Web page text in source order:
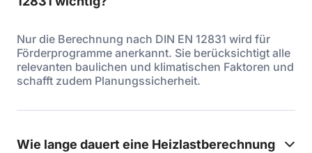
Nur die Berechnung nach DIN EN 12831 wird für
Förderprogramme anerkannt. Sie berücksichtigt alle
relevanten baulichen und klimatischen Faktoren und
schafft zudem Planungssicherheit.
Wie lange dauert eine Heizlastberechnung